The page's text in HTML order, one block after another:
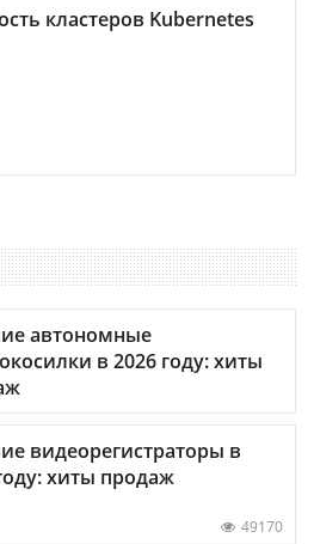
кластеров Kubernetes
автономные
в 2026 году: хиты
видеорегистраторы в
хиты продаж
49170